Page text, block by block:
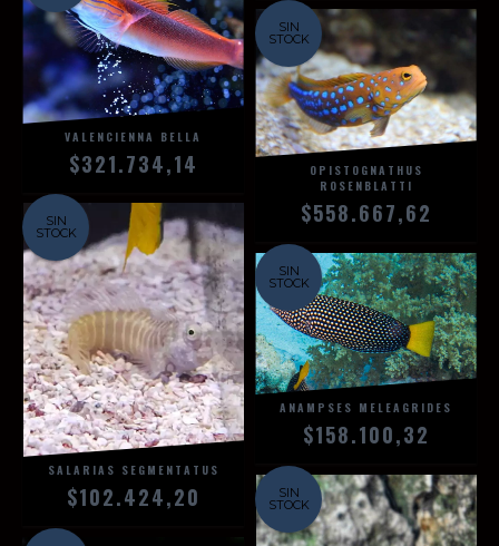
VALENCIENNA BELLA
$321.734,14
SIN
STOCK
OPISTOGNATHUS
ROSENBLATTI
$558.667,62
SIN
STOCK
SALARIAS SEGMENTATUS
$102.424,20
SIN
STOCK
ANAMPSES MELEAGRIDES
$158.100,32
SIN
STOCK